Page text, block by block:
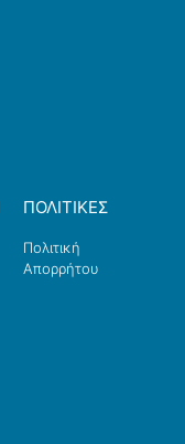
ΠΟΛΙΤΙΚΕΣ
Πολιτική
Απορρήτου